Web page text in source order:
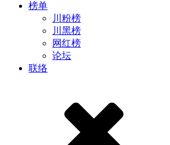
榜单
川粉榜
川黑榜
网红榜
论坛
联络